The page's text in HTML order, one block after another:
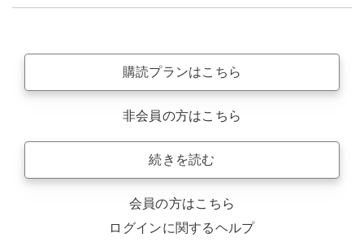
購読プランはこちら
非会員の方はこちら
続きを読む
会員の方はこちら
ログインに関するヘルプ